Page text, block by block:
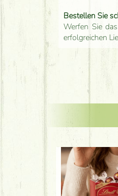
Bestellen Sie
Werfen Sie
erfolgreichen